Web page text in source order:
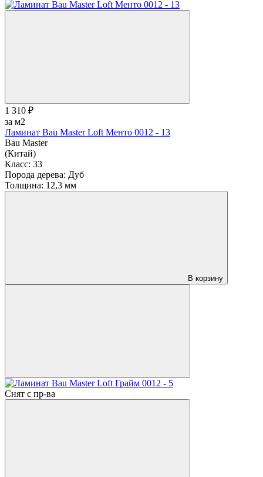
1 310 ₽
за м2
Ламинат Bau Master Loft Менто 0012 - 13
Bau Master
(Китай)
Класс: 33
Порода дерева: Дуб
Толщина: 12,3 мм
В корзину
Снят с пр-ва